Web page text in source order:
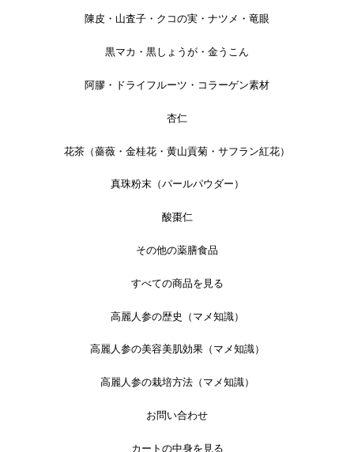
陳皮・山査子・クコの実・ナツメ・竜眼
黒マカ・黒しょうが・金うこん
阿膠・ドライフルーツ・コラーゲン素材
杏仁
花茶（薔薇・金桂花・黄山貢菊・サフラン紅花）
真珠粉末（パールパウダー）
酸棗仁
その他の薬膳食品
すべての商品を見る
高麗人参の歴史（マメ知識）
高麗人参の美容美肌効果（マメ知識）
高麗人参の栽培方法（マメ知識）
お問い合わせ
カートの中身を見る